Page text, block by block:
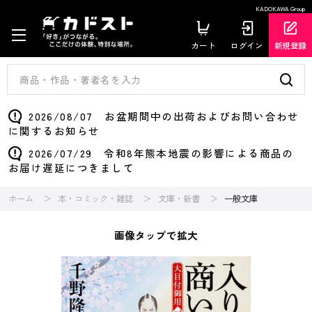
KADOKAWA Group
カート ログイン 新規登録
2026/08/07 お盆期間中の出荷およびお問い合わせ
に関するお知らせ
2026/07/29 令和8年熊本地震の影響による商品の
お届け遅延につきまして
ホーム 本・コミック・雑誌 文庫・新書 一般文庫
画像タップで拡大